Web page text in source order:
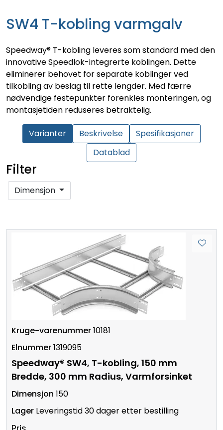
SW4 T-kobling varmgalv
Varianter Beskrivelse
Spesifikasjoner
Datablad
Filter
Dimensjon
10181
1319095
Speedway® SW4, T-kobling, 150 mm
Bredde, 300 mm Radius, Varmforsinket
150
Leveringstid 30 dager etter bestilling
Speedway® T-kobling leveres som standard med den
innovative Speedlok-integrerte koblingen. Dette
eliminerer behovet for separate koblinger ved
tilkobling av beslag til rette lengder. Med færre
nødvendige festepunkter forenkles monteringen, og
montasjetiden reduseres betraktelig.